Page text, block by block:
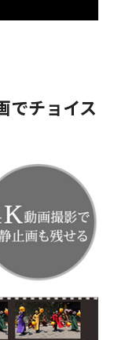
でチョイス